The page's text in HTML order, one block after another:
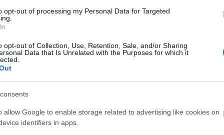
opt-out of processing my Personal Data for Targeted
opt-out of Collection, Use, Retention, Sale, and/or Sharing
Data that Is Unrelated with the Purposes for which it
allow Google to enable storage related to advertising like cookies on
identifiers in apps.
Για παράδειγμα αν έχετε εγγραφεί
Facebook λογαριασμού σας και
πιθανό πως θα χρειαστεί να
μηχανισμό, αφού όλες οι βασικές
στην ενότητα «Απόρρητο και ασφάλεια».
να δίνετε την πληροφορία της
επισημαίνουν με ετικέτα στις